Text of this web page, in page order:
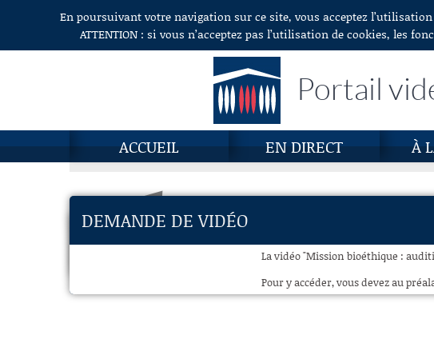
Aller au contenuEn poursuivant votre navigation sur ce site, vous acceptez
ATTENTION : si vous n’acceptez pas l’utilisation de cookies, les
Portail
ACCUEIL EN DIRECT À
DEMANDE DE VIDÉO
La vidéo "Mission bioéthique :
Pour y accéder, vous devez au